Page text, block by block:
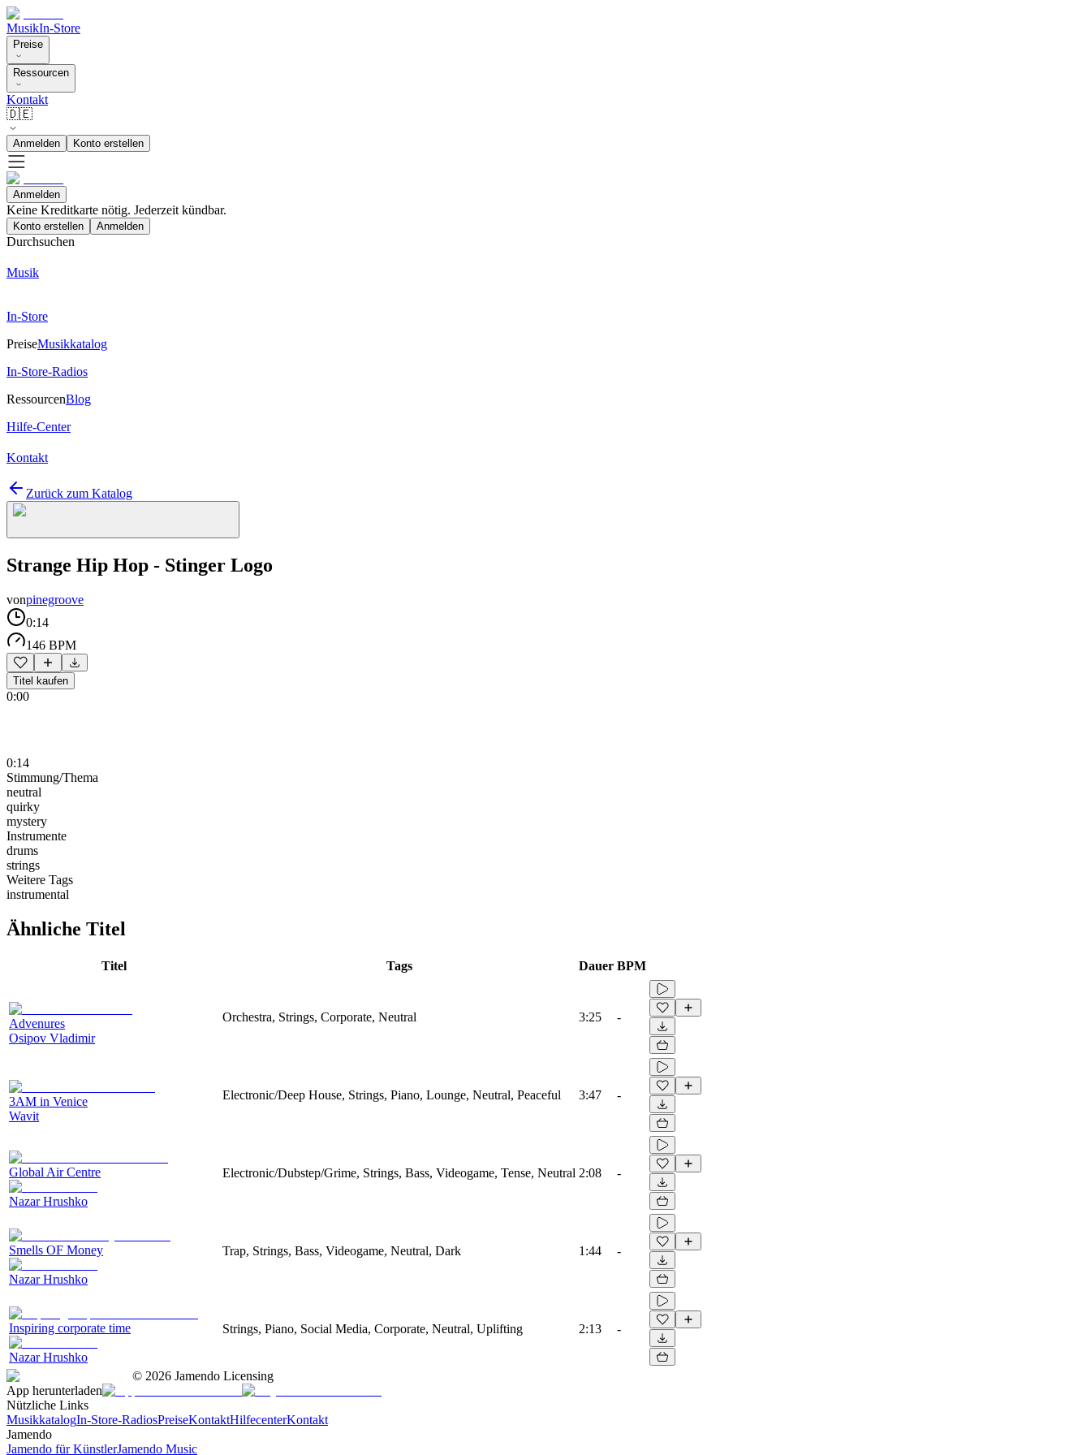
MusikIn-Store
Preise
Ressourcen
Kontakt
🇩🇪
Anmelden Konto erstellen
Anmelden
Keine Kreditkarte nötig. Jederzeit kündbar.
Konto erstellen Anmelden
Durchsuchen
Musik
In-Store
PreiseMusikkatalog
In-Store-Radios
RessourcenBlog
Hilfe-Center
Kontakt
Zurück zum Katalog
Strange Hip Hop - Stinger Logo
vonpinegroove
0:14
146 BPM
Titel kaufen
0:00
0:14
Stimmung/Thema
neutral
quirky
mystery
Instrumente
drums
strings
Weitere Tags
instrumental
Ähnliche Titel
Titel Tags Dauer BPM
Advenures
Osipov Vladimir
Orchestra, Strings, Corporate, Neutral 3:25 -
3AM in Venice
Wavit
Electronic/Deep House, Strings, Piano, Lounge, Neutral, Peaceful 3:47 -
Global Air Centre
Nazar Hrushko
Electronic/Dubstep/Grime, Strings, Bass, Videogame, Tense, Neutral 2:08 -
Smells OF Money
Nazar Hrushko
Trap, Strings, Bass, Videogame, Neutral, Dark 1:44 -
Inspiring corporate time
Nazar Hrushko
Strings, Piano, Social Media, Corporate, Neutral, Uplifting 2:13 -
© 2026 Jamendo Licensing
App herunterladen
Nützliche Links
MusikkatalogIn-Store-RadiosPreiseKontaktHilfecenterKontakt
Jamendo
Jamendo für KünstlerJamendo Music